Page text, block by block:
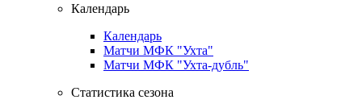
Календарь
Календарь
Матчи МФК "Ухта"
Матчи МФК "Ухта-дубль"
Статистика сезона